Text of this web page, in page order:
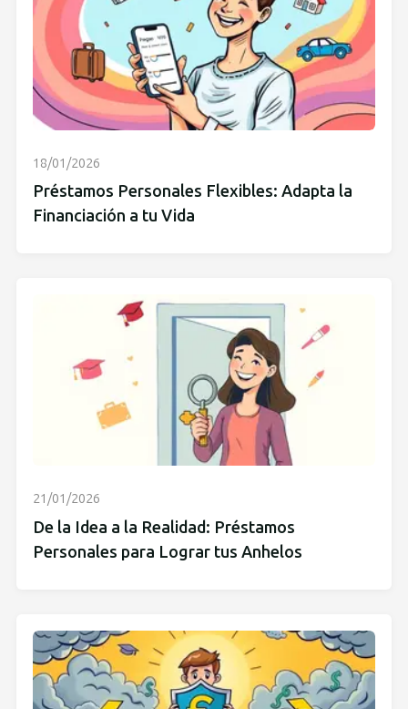
18/01/2026
Préstamos Personales Flexibles: Adapta la
Financiación a tu Vida
21/01/2026
De la Idea a la Realidad: Préstamos
Personales para Lograr tus Anhelos